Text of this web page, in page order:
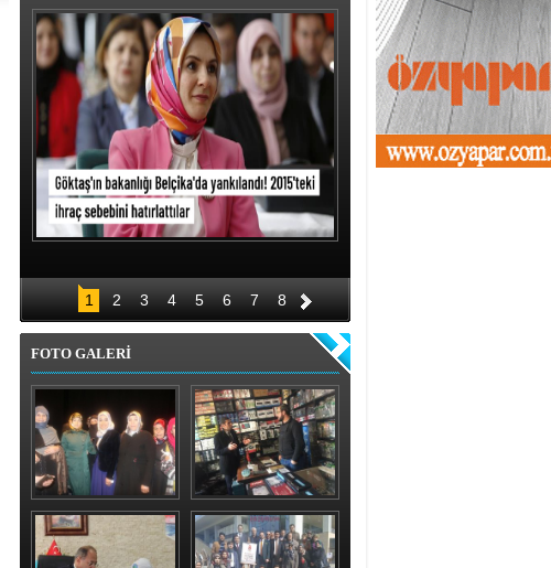
1 2 3 4 5 6 7 8
FOTO GALERİ
Hınıslı kadınlardan
'evet' sözü
Recep Aydın ve ekibi
geceli gündüzlü
çalışıyor